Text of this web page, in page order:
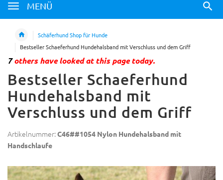
MENÜ
Schäferhund Shop für Hunde
Bestseller Schaeferhund Hundehalsband mit Verschluss und dem Griff
7others have looked at this page today.
Bestseller Schaeferhund
Hundehalsband mit
Verschluss und dem Griff
Artikelnummer:C46##1054 Nylon Hundehalsband mit
Handschlaufe